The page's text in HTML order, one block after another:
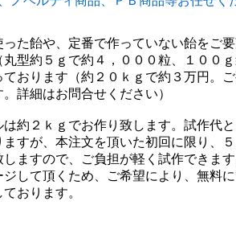
た飴や、定番で作っていない飴をご
丸型約５ｇで約４，０００粒、１００
ております（約２０ｋｇで約３万円。
詳細はお問合せください）
約２ｋｇでお作り致します。試作代
ますが、本注文を頂いた初回に限り、
ますので、ご負担が軽く試作できま
ジして頂くため、ご希望により、無料
おります。